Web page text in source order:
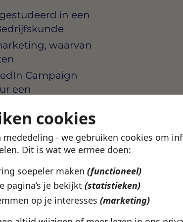
cookies
mededeling - we gebruiken cookies om
Dit is wat we ermee doen:
soepeler maken (functioneel)
pagina’s je bekijkt (statistieken)
op je interesses (marketing)
in een
waarvan
Campaign
een
of
snel, trekt de
woord als
helder te
taal; Engels is